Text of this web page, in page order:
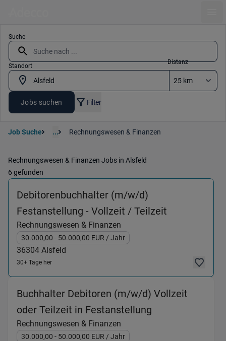
Suche
Standort
Distanz
Jobs suchen Filter
Job Suche ... Rechnungswesen & Finanzen
Rechnungswesen & Finanzen Jobs in Alsfeld
6 gefunden
Debitorenbuchhalter (m/w/d)
Festanstellung - Vollzeit / Teilzeit
Rechnungswesen & Finanzen
30.000,00 - 50.000,00 EUR / Jahr
36304 Alsfeld
30+ Tage her
Buchhalter Debitoren (m/w/d) Vollzeit
oder Teilzeit in Festanstellung
Rechnungswesen & Finanzen
30.000,00 - 50.000,00 EUR / Jahr